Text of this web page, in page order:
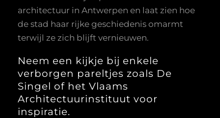
architectuur in Antwerpen en laat zien hoe
de stad haar rijke geschiedenis omarmt
terwijl ze zich blijft vernieuwen.
Neem een kijkje bij enkele
verborgen pareltjes zoals De
Singel of het Vlaams
Architectuurinstituut voor
inspiratie.